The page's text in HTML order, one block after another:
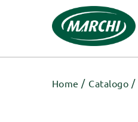
Home Catalogo